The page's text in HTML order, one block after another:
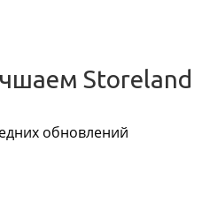
Storeland
обновлений